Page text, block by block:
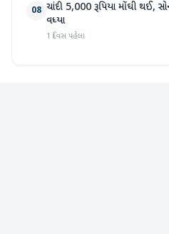
08 ચાંદી 5,000 રૂપિયા મોંઘી થઈ,
વધ્યા
1 દિવસ પહેલા